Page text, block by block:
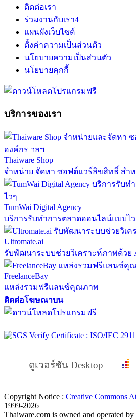
ติดต่อเรา
ร่วมงานกับเรา4
แผนผังเว็บไซต์
ตั้งค่าความเป็นส่วนตัว
นโยบายความเป็นส่วนตัว
นโยบายคุกกี้
บริการของเรา
Thaiware Shop
จำหน่าย จัดหา ซอฟต์แวร์ลิขสิทธิ์ สำ
TumWai Digital Agency
บริการรับทำการตลาดออนไลน์แบบไ
Ultromate.ai
รับพัฒนาระบบช่วยวิเคราะห์ภาพด้วย
FreelanceBay
แหล่งรวมฟรีแลนซ์คุณภาพ
ติดต่อโฆษณาบน
ดูเวอร์ชัน Desktop
Copyright Notice : Creative Commons
1999-2026
Thaiware.com is owned and operated